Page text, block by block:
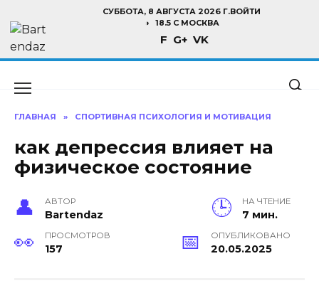
содержанию
СУББОТА, 8 АВГУСТА 2026 Г.ВОЙТИ
18.5 C МОСКВА
F G+ VK
ГЛАВНАЯ » СПОРТИВНАЯ ПСИХОЛОГИЯ И МОТИВАЦИЯ
как депрессия влияет на
физическое состояние
АВТОР
Bartendaz
НА ЧТЕНИЕ
7 мин.
ПРОСМОТРОВ
157
ОПУБЛИКОВАНО
20.05.2025